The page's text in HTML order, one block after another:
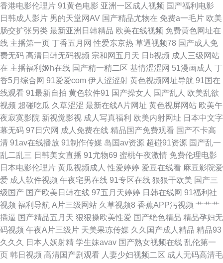
欧美浮力 日本一级理伦片 伪娘白丝内射 亚洲色情综合爱爱 91九色原创自拍
论坛 AV狼人 成人午夜电影天堂网 国产香线蕉一区二区 九一刺激 欧美肏屄视
频 日本久久爱 熟女东北 亚洲TS人妖无码专区 91传媒性爱视频 91在线影音
岛国色导航 精品人妻一区 免费的看的黄色的网站 色网在线观看 亚洲国产精
品亚洲国产 91后入视频 99激情 成人毛片网站 狠狠谢影院 欧美成人日韩中文
日韩欧美111111 自拍图片区视频区欧美 97色色日韩 成人免费观看大全 狠
狠撸久久青青草网站 欧美日韩国产另类二区 天天揉天天日天天干 中文丰满
人妻 97国产资源 超碰人人艹久久 国产午夜免费不卡 久久丁香香蕉 欧美视频
在线观看 三色色欧美 国产黄色第一页 久久理伦 欧美亚洲国产一二三 五月四
虎停停色图 在线观看伦理 91網站 超碰女人 国产精品主播一区二区 国产良妇
香港电影伦理片 91黄色电影 亚洲一区成人视频 国产福利电影
日韩成人影片 男的天堂网AV 国产精品尤物在 免费a一毛片 欧美
肠交扩张另类 最新亚洲日韩精品 欧美在线视频 免费黄色网址在
线 主播第一页 丁香五月网 性爱东京热 草逼视频78 国产成人免
费无码 高清日韩无码视频 宗和网五月天 日b视频 成人三级网站
在 主播福利姬h在线 国产精一精二区 基情涩涩网 51漫画成人 丁
香5月综合网 91爱爱com 伊人涩涩射 黄色视频网址导航 91国在
线观看 91最新自拍 黄色软件91 国产操女人 国产乱人 欧美乱欲
视频 超碰吃瓜 久草涩涩 最新在线A片网址 黄色视屏网站 欧美午
夜寂寞影院 新视觉影视 成人写真福利 欧美内射网址 日本中文字
幕无码 97日穴网 成人免费在线 精品国产免费观看 国产不卡高
清 91av在线播放 91制作传媒 岛国av资源 超碰91资源 国产乱一
乱二乱三 日韩美女直播 91尤物69 蜜桃午夜激情 免费伦理电影
日本电影伦理片 黄瓜视频成人 性爱婷婷 爱豆在线看 麻豆影院爱
爱 成人软件视频 午夜宅男在线 91专区在线 狠狠干欧美 国产三
级国产 国产欧美日韩在线 97五月天婷婷 日韩在线网 91福利社
视频 福利导航 A片三级网站 久草视频8 香蕉APP污视频 艹艹艹
插逼 国产精品五月天 狠狠操欧美性爱 国产绝色精品 精品孕妇无
码视频 午夜A片三级片 天美果冻传媒 久久国产成人精品 精品93
久久久
日本人妖射精 学生妹avav 国产熟女视频在线 乱伦第一
页 韩日视频 高清国产剧观看 人妻少妇视频二区 成人无码高清毛